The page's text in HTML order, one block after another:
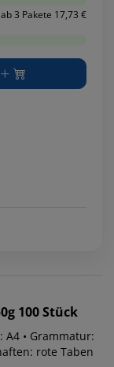
ab 3 Pakete 17,73 €
100 Stück
A4 • Grammatur: